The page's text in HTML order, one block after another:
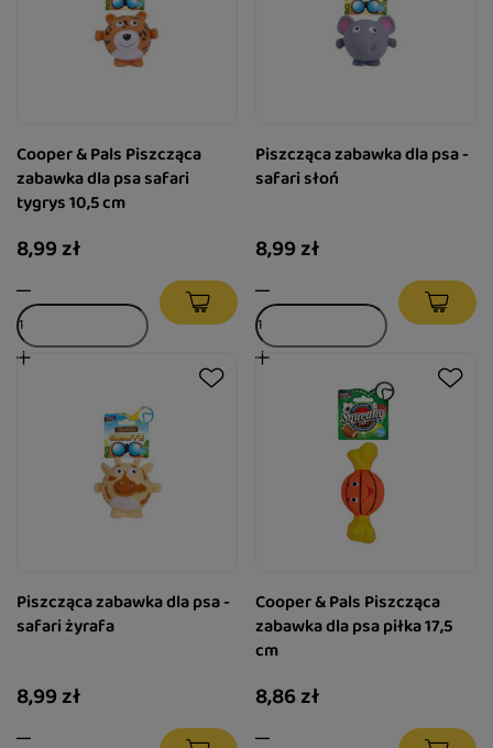
Cooper & Pals Piszcząca
zabawka dla psa safari
tygrys 10,5 cm
8,99 zł
Piszcząca zabawka dla psa -
safari słoń
8,99 zł
Piszcząca zabawka dla psa -
safari żyrafa
8,99 zł
Cooper & Pals Piszcząca
zabawka dla psa piłka 17,5
cm
8,86 zł